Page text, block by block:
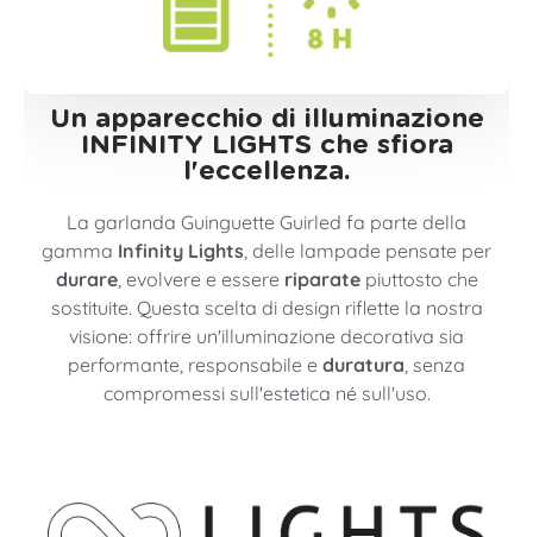
Un apparecchio di illuminazione
INFINITY LIGHTS che sfiora
l'eccellenza.
La garlanda Guinguette Guirled fa parte della
gamma Infinity Lights, delle lampade pensate per
durare, evolvere e essere riparatepiuttosto che
sostituite. Questa scelta di design riflette la nostra
visione: offrire un'illuminazione decorativa sia
performante, responsabile e duratura, senza
compromessi sull'estetica né sull'uso.